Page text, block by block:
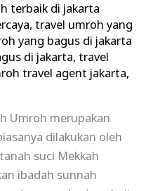
terbaik di jakarta
,travel umroh yang
yang bagus di jakarta
di jakarta,travel
travel agent jakarta,
Umroh merupakan
dilakukan oleh
suci Mekkah
ibadah sunnah